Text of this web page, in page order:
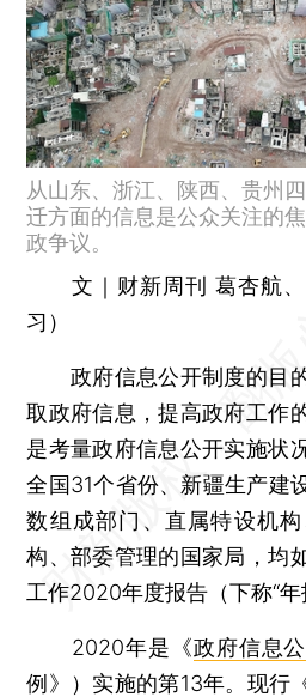
从山东、浙江、陕西、贵州
迁方面的信息是公众关注的
政争议。
文｜财新周刊 葛杏航
习）
政府信息公开制度的目
取政府信息，提高政府工作
是考量政府信息公开实施状
全国31个省份、新疆生产建
数组成部门、直属特设机
构、部委管理的国家局，均
工作2020年度报告（下称“年
2020年是《政府信息
例》）实施的第13年。现行